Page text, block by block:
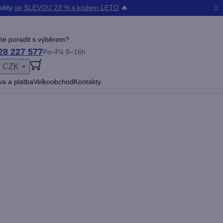
se SLEVOU 23 % s kódem LETO 🔥
poradit s výběrem?
227 577Po–Pá 8–16h
CZK
a platbaVelkoobchodKontakty